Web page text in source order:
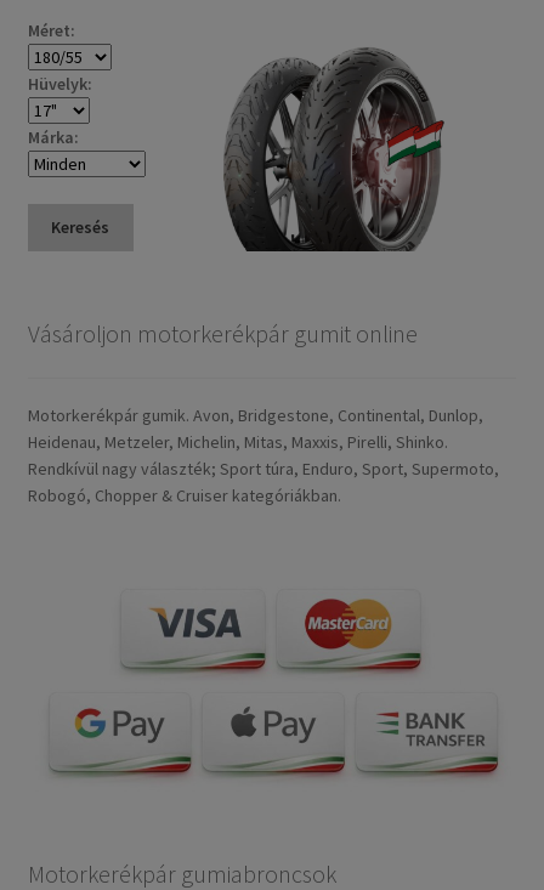
Méret:
Hüvelyk:
Márka:
Keresés
Vásároljon motorkerékpár gumit online
Motorkerékpár gumik. Avon, Bridgestone, Continental, Dunlop,
Heidenau, Metzeler, Michelin, Mitas, Maxxis, Pirelli, Shinko.
Rendkívül nagy választék; Sport túra, Enduro, Sport, Supermoto,
Robogó, Chopper & Cruiser kategóriákban.
Motorkerékpár gumiabroncsok